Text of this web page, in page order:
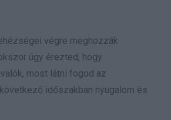
végre meghozzák
úgy érezted, hogy
most látni fogod az
időszakban nyugalom és